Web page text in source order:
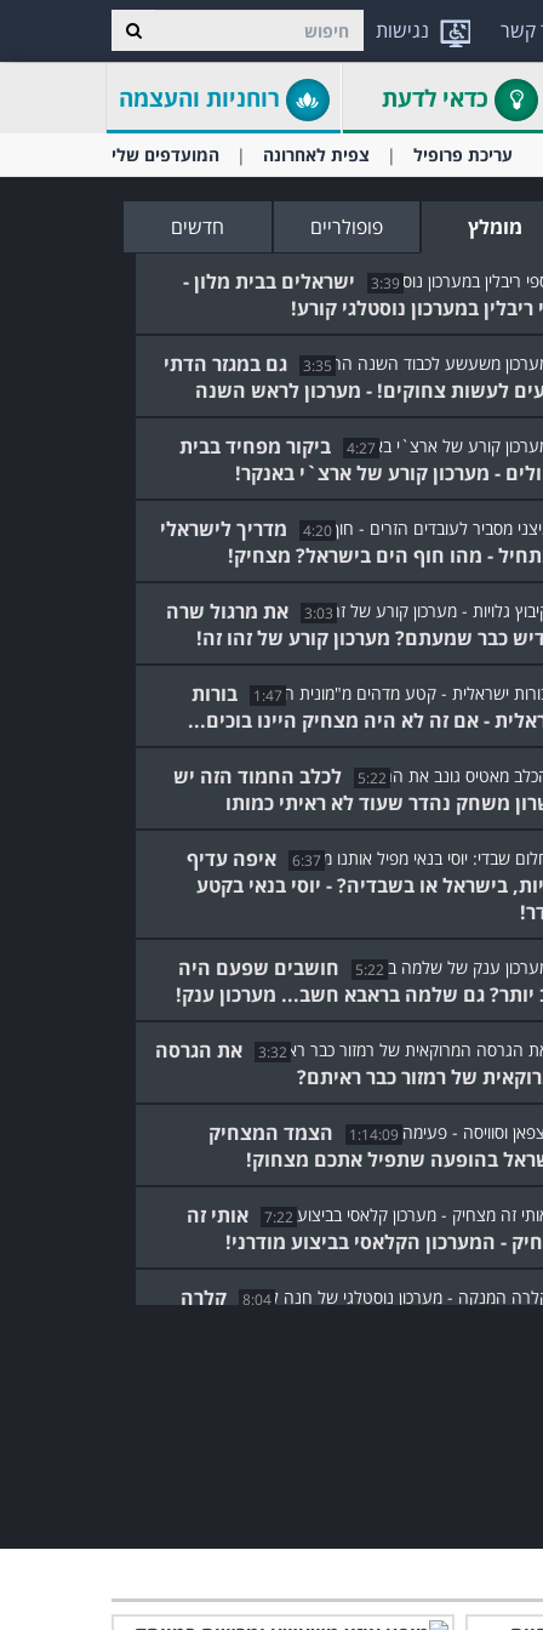
נגישות קשר
כדאי לדעת רוחניות והעצמה
עריכת פרופיל צפית לאחרונה המועדפים שלי
מומלץ פופולריים חדשים
3:39
ישראלים בבית מלון -
ריבלין במערכון נוסטלגי קורע!
3:35
גם במגזר הדתי
לעשות צחוקים! - מערכון לראש השנה
4:27
ביקור מפחיד בבית
- מערכון קורע של ארצ`י באנקר!
4:20
מדריך לישראלי
- מהו חוף הים בישראל? מצחיק!
3:03
את מרגול שרה
כבר שמעתם? מערכון קורע של זהו זה!
1:47
בורות
- אם זה לא היה מצחיק היינו בוכים...
5:22
לכלב החמוד הזה יש
משחק נהדר שעוד לא ראיתי כמותו
6:37
איפה עדיף
בישראל או בשבדיה? - יוסי בנאי בקטע
5:22
חושבים שפעם היה
יותר? גם שלמה בראבא חשב... מערכון ענק!
3:32
את הגרסה
של רמזור כבר ראיתם?
1:14:09
הצמד המצחיק
בהופעה שתפיל אתכם מצחוק!
7:22
אותי זה
- המערכון הקלאסי בביצוע מודרני!
8:04
קלרה
2:22
היום - מערכון קלאסי של